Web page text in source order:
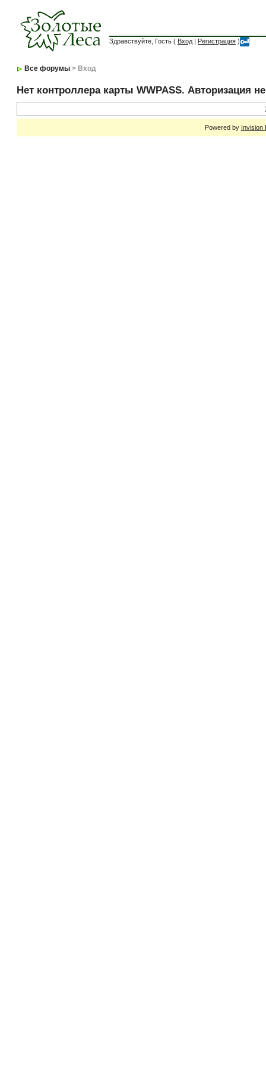
Здравствуйте, Гость ( Вход | Регистрация )
Все форумы > Вход
Нет контроллера карты WWPASS. Авторизация
Powered by Invision